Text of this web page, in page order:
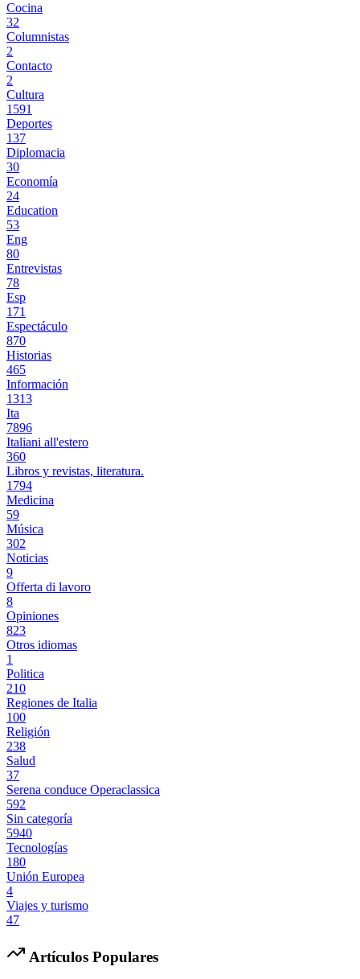
Cocina
32
Columnistas
2
Contacto
2
Cultura
1591
Deportes
137
Diplomacia
30
Economía
24
Education
53
Eng
80
Entrevistas
78
Esp
171
Espectáculo
870
Historias
465
Información
1313
Ita
7896
Italiani all'estero
360
Libros y revistas, literatura.
1794
Medicina
59
Música
302
Noticias
9
Offerta di lavoro
8
Opiniones
823
Otros idiomas
1
Politica
210
Regiones de Italia
100
Religión
238
Salud
37
Serena conduce Operaclassica
592
Sin categoría
5940
Tecnologías
180
Unión Europea
4
Viajes y turismo
47
Artículos Populares